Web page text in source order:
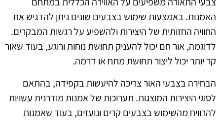
האמנות. באמצעות שימוש בצבעים שונים ניתן להדגיש את
החוויה החזותית של היצירות ולהשפיע על רגשות המבקרים.
לדוגמה, אור חם יכול להעניק תחושת נוחות ורוגע, בעוד שאור
קר יותר יכול ליצור תחושת מתח או דרמה.
הבחירה בצבעי האור צריכה להיעשות בקפידה, בהתאם
לסוגי היצירות המוצגות. תערוכות של אמנות מודרנית עשויות
להרוויח מהשימוש בצבעים קרים ונועזים, בעוד שאמנות